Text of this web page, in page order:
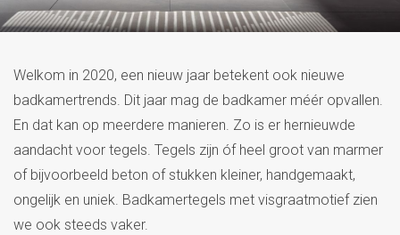
Contact
Welkom in 2020, een nieuw jaar betekent ook nieuwe
badkamertrends. Dit jaar mag de badkamer méér opvallen.
En dat kan op meerdere manieren. Zo is er hernieuwde
aandacht voor tegels. Tegels zijn óf heel groot van marmer
of bijvoorbeeld beton of stukken kleiner, handgemaakt,
ongelijk en uniek. Badkamertegels met visgraatmotief zien
we ook steeds vaker.